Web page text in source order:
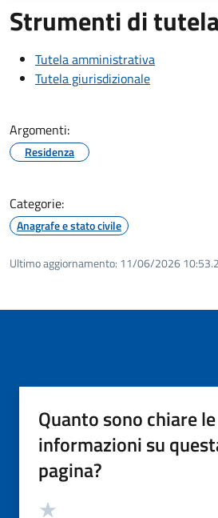
Strumenti di
Tutela amministrativa
Tutela giurisdizionale
Argomenti:
Residenza
Categorie:
Anagrafe e stato civile
Ultimo aggiornamento: 11/06/2026
Quanto sono chiare le
informazioni su
pagina?
Valutazione